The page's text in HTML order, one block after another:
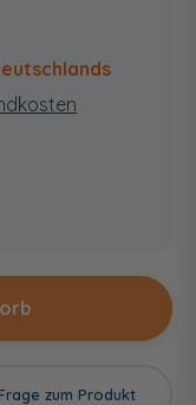
zum Produkt